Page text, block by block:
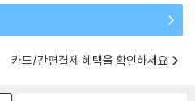
카드/간편결제 혜택을 확인하세요